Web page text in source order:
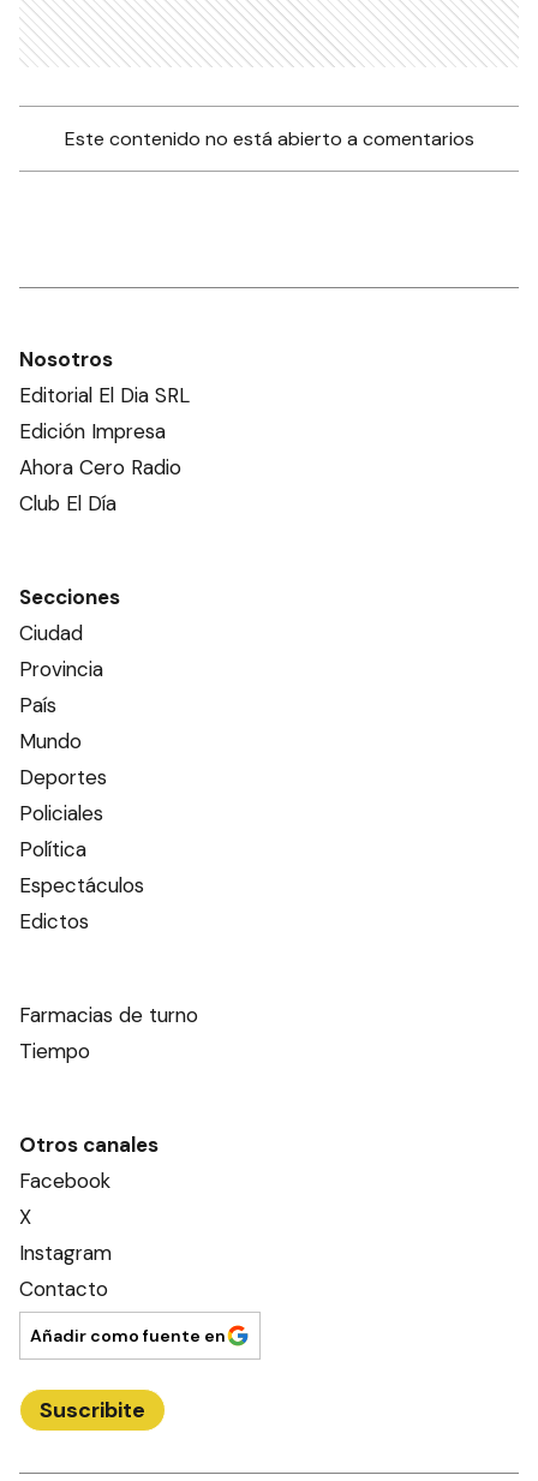
Este contenido no está abierto a comentarios
Nosotros
Editorial El Dia SRL
Edición Impresa
Ahora Cero Radio
Club El Día
Secciones
Ciudad
Provincia
País
Mundo
Deportes
Policiales
Política
Espectáculos
Edictos
Farmacias de turno
Tiempo
Otros canales
Facebook
X
Instagram
Contacto
Añadir como fuente en
Suscribite